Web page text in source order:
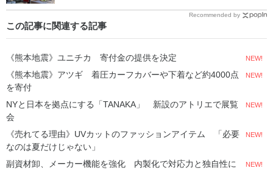
Recommended by
この記事に関連する記事
《熊本地震》ユニチカ 寄付金の提供を決定 NEW!
《熊本地震》アツギ 着圧カーフカバーや下着など約4000点
を寄付
NEW!
NYと日本を拠点にする「TANAKA」 新設のアトリエで展覧
会
NEW!
《売れてる理由》UVカットのファッションアイテム 「必要
なのは夏だけじゃない」
NEW!
副資材卸、メーカー機能を強化 内製化で対応力と独自性に
NEW!